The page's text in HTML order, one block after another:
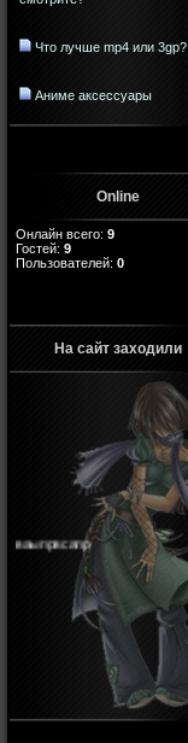
Что лучше mp4 или 3gp?
Аниме аксессуары
Online
Онлайн всего: 9
Гостей: 9
Пользователей: 0
На сайт заходили
ваыпрвсапр